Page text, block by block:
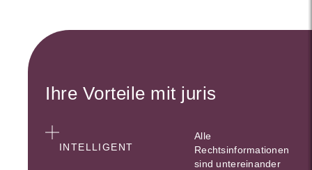
Ihre Vorteile mit juris
INTELLIGENT
Alle
Rechtsinformationen
sind untereinander